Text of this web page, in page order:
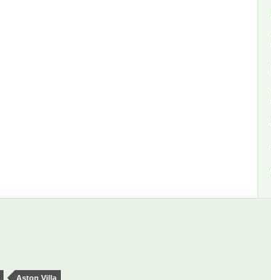
Aston Villa